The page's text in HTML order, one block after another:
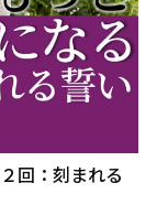
回：刻まれる